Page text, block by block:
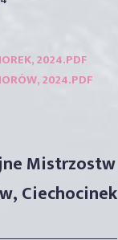
2024.PDF
2024.PDF
Mistrzostw
Ciechocinek